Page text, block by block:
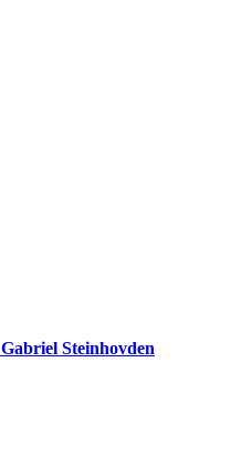
Steinhovden